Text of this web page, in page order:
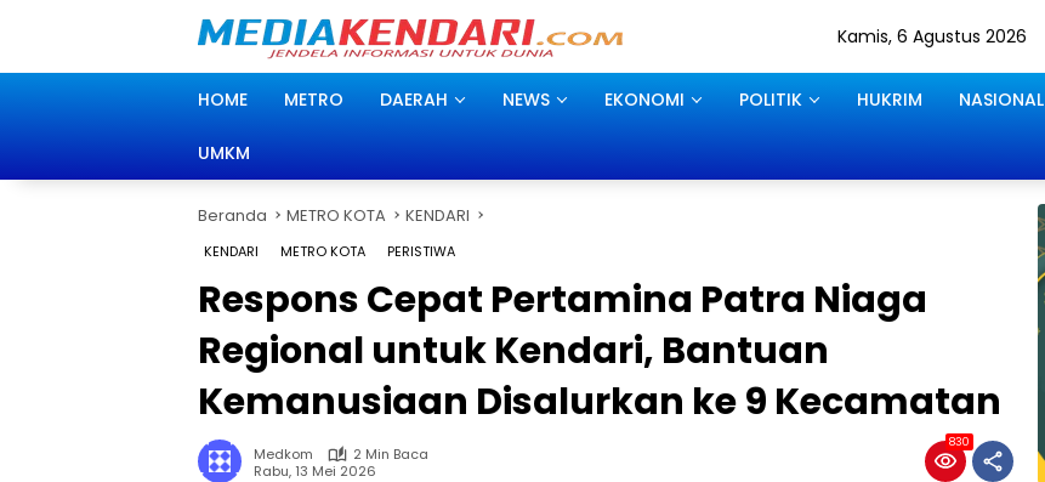
Kamis, 6 Agustus 2026
HOME METRO DAERAH NEWS EKONOMI POLITIK HUKRIM NASIONAL
UMKM
Beranda METRO KOTA KENDARI
KENDARI METRO KOTA PERISTIWA
Respons Cepat Pertamina Patra Niaga
Regional untuk Kendari, Bantuan
Kemanusiaan Disalurkan ke 9 Kecamatan
Medkom
2 Min Baca
Rabu, 13 Mei 2026
830